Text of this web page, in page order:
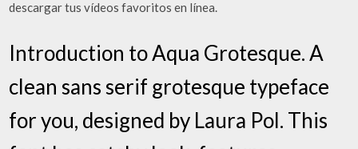
descargar tus vídeos favoritos en línea.
Introduction to Aqua Grotesque. A
clean sans serif grotesque typeface
for you, designed by Laura Pol. This